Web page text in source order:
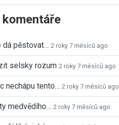
dá pěstovat… 2 roky 7 měsíců ago
selsky rozum 2 roky 7 měsíců ago
nechápu tento… 2 roky 7 měsíců ago
medvědího… 2 roky 7 měsíců ago